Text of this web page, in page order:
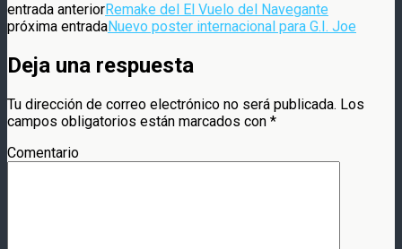
entrada anteriorRemake del El Vuelo del Navegante
próxima entradaNuevo poster internacional para G.I. Joe
Deja una respuesta
Tu dirección de correo electrónico no será publicada. Los
campos obligatorios están marcados con *
Comentario